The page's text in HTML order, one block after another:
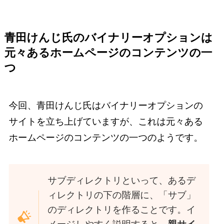
青田けんじ氏のバイナリーオプションは
元々あるホームページのコンテンツの一
つ
今回、青田けんじ氏はバイナリーオプションの
サイトを立ち上げていますが、これは元々ある
ホームページのコンテンツの一つのようです。
サブディレクトリといって、あるデ
ィレクトリの下の階層に、「サブ」
のディレクトリを作ることです。イ